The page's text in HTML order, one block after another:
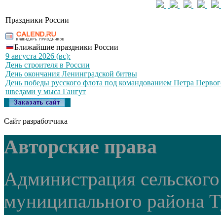
Праздники России
Ближайшие праздники России
9 августа 2026 (вс):
День строителя в России
День окончания Ленинградской битвы
День победы русского флота под командованием Петра
шведами у мыса Гангут
Сайт разработчика
Авторские права
Администрация
муниципального района